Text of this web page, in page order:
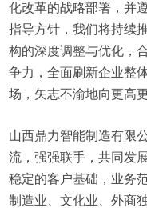
化改革的战略部署，并
指导方针，我们将持续
构的深度调整与优化，
争力，全面刷新企业整
场，矢志不渝地向更高
山西鼎力智能制造有限
流，强强联手，共同发
稳定的客户基础，业务
制造业、文化业、外商